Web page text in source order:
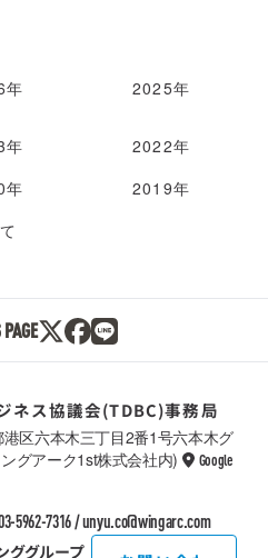
年 2025年
年
2022年
年
2019年
ネス協議会(TDBC)事務局
区六本木三丁目2番1号六本木グ
グアーク1st株式会社内)
Google
5962-7316 /unyu.co@wingarc.com
ググループ